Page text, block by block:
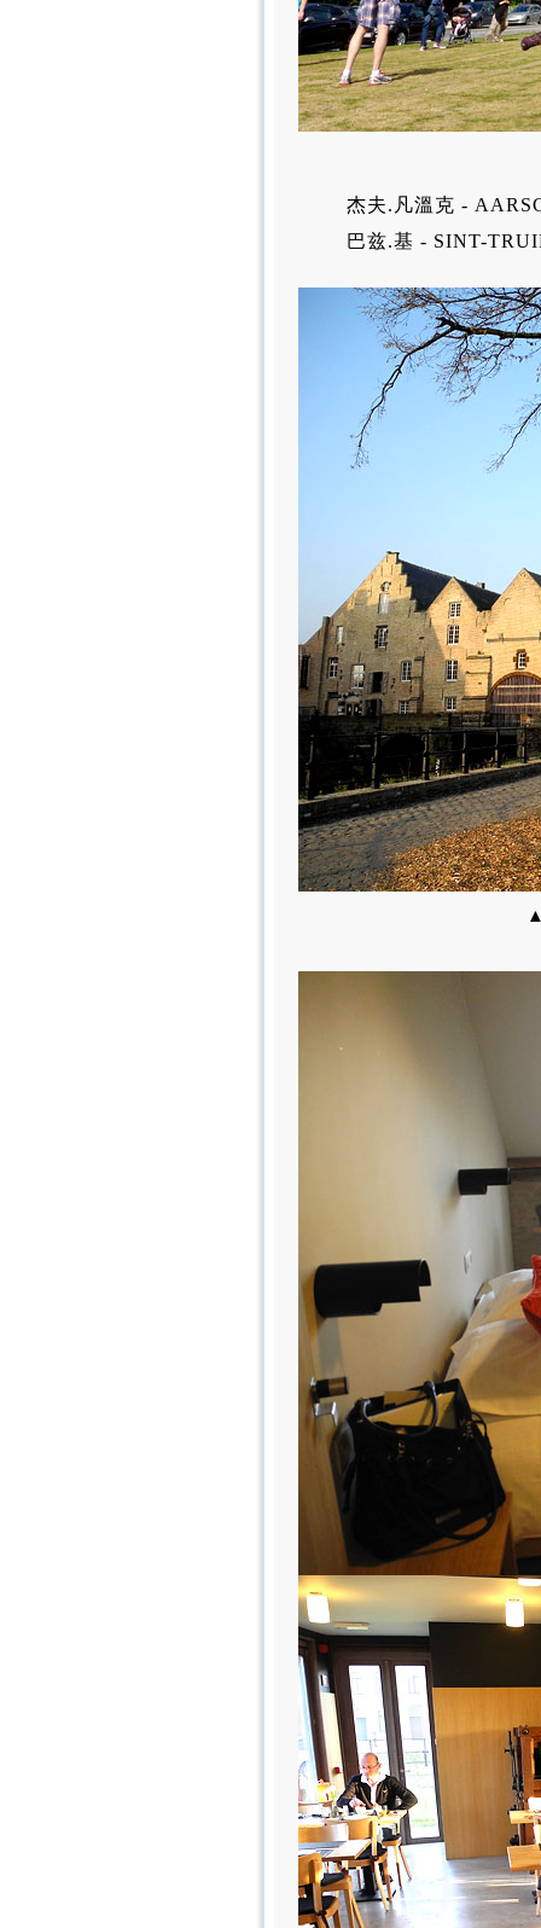
杰夫.凡溫克 -
巴兹.基 - SINT-